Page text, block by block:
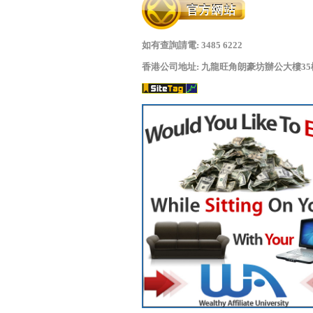
如有查詢請電: 3485 6222
香港公司地址: 九龍旺角朗豪坊辦公大樓35